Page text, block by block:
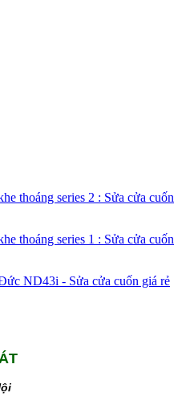
thoáng series 2 : Sửa cửa cuốn
thoáng series 1 : Sửa cửa cuốn
ND43i - Sửa cửa cuốn giá rẻ